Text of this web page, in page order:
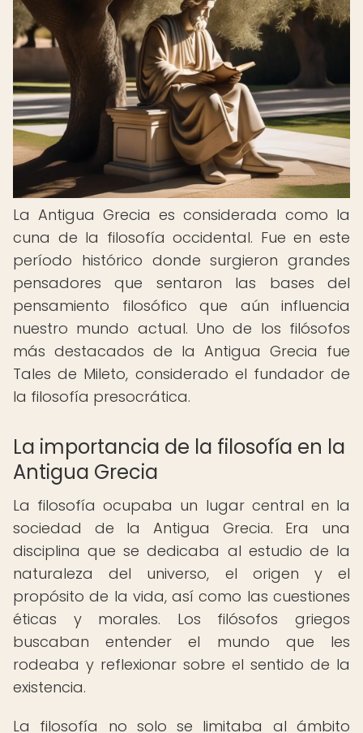
La Antigua Grecia es considerada como la
cuna de la filosofía occidental. Fue en este
período histórico donde surgieron grandes
pensadores que sentaron las bases del
pensamiento filosófico que aún influencia
nuestro mundo actual. Uno de los filósofos
más destacados de la Antigua Grecia fue
Tales de Mileto, considerado el fundador de
la filosofía presocrática.
La importancia de la filosofía en la
Antigua Grecia
La filosofía ocupaba un lugar central en la
sociedad de la Antigua Grecia. Era una
disciplina que se dedicaba al estudio de la
naturaleza del universo, el origen y el
propósito de la vida, así como las cuestiones
éticas y morales. Los filósofos griegos
buscaban entender el mundo que les
rodeaba y reflexionar sobre el sentido de la
existencia.
La filosofía no solo se limitaba al ámbito